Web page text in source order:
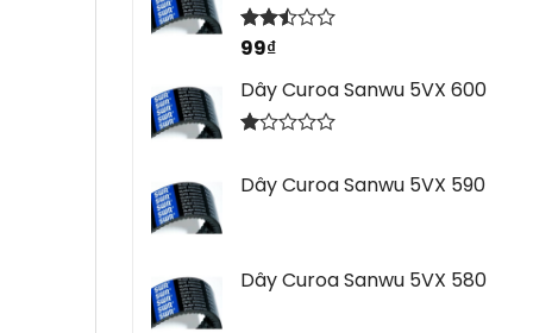
Được
hạng
2.44
5 sao
99₫
Dây Curoa Sanwu 5VX 600
hạng
Dây Curoa Sanwu 5VX 590
Dây Curoa Sanwu 5VX 580